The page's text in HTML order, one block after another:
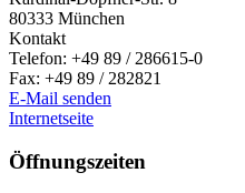
80333 München
Kontakt
Telefon: +49 89 / 286615-0
Fax: +49 89 / 282821
E-Mail senden
Internetseite
Öffnungszeiten